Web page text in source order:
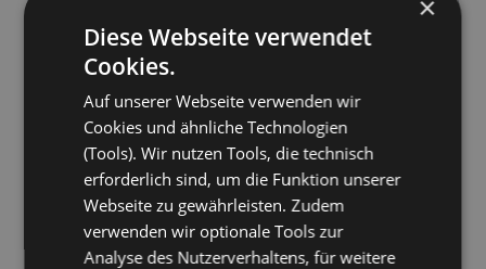
LA ST - Hamburg Service GmbH
Landesamt Brand- und
Katatstrophenschutz[2007]
Landratsamt Sigmaringen
Lebenshilfe Wohnheim [2007] Ledermann Dienstleistungen
[2016]
Lenzner Drehteile GmbH Leoff Consultants GmbH[2007]
Liechtensteinische
Gesellschaft für Umweltschutz
LINK GmbH
×
Diese Webseite verwendet
Cookies.
Auf unserer Webseite verwenden wir
Cookies und ähnliche Technologien
(Tools). Wir nutzen Tools, die technisch
erforderlich sind, um die Funktion unserer
Webseite zu gewährleisten. Zudem
verwenden wir optionale Tools zur
Analyse des Nutzerverhaltens, für weitere